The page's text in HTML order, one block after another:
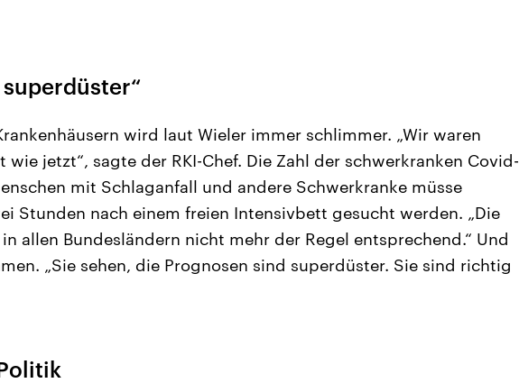
wird laut Wieler immer schlimmer. „Wir waren
jetzt“, sagte der RKI-Chef. Die Zahl der schwerkranken Covid-
mit Schlaganfall und andere Schwerkranke müsse
Stunden nach einem freien Intensivbett gesucht werden. „Die
allen Bundesländern nicht mehr der Regel entsprechend.“ Und
„Sie sehen, die Prognosen sind superdüster. Sie sind richtig